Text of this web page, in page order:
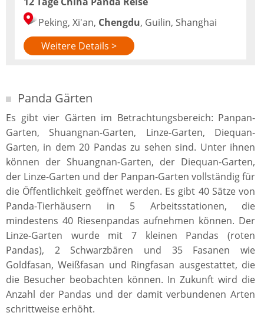
Peking, Xi'an, Chengdu, Guilin, Shanghai
Weitere Details >
Panda Gärten
Es gibt vier Gärten im Betrachtungsbereich: Panpan-
Garten, Shuangnan-Garten, Linze-Garten, Diequan-
Garten, in dem 20 Pandas zu sehen sind. Unter ihnen
können der Shuangnan-Garten, der Diequan-Garten,
der Linze-Garten und der Panpan-Garten vollständig für
die Öffentlichkeit geöffnet werden. Es gibt 40 Sätze von
Panda-Tierhäusern in 5 Arbeitsstationen, die
mindestens 40 Riesenpandas aufnehmen können. Der
Linze-Garten wurde mit 7 kleinen Pandas (roten
Pandas), 2 Schwarzbären und 35 Fasanen wie
Goldfasan, Weißfasan und Ringfasan ausgestattet, die
die Besucher beobachten können. In Zukunft wird die
Anzahl der Pandas und der damit verbundenen Arten
schrittweise erhöht.